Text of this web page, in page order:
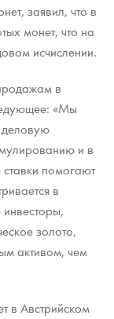
данных
заявил, что в
монет, что на
исчислении.
в
«Мы
и в
ставки помогают
в
золото,
активом, чем
в Австрийском